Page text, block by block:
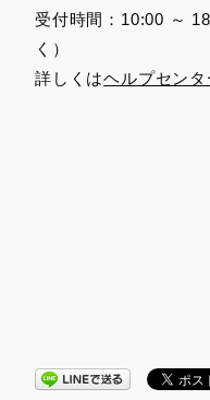
受付時間：10:00 ～
く）
詳しくはヘルプセンタ